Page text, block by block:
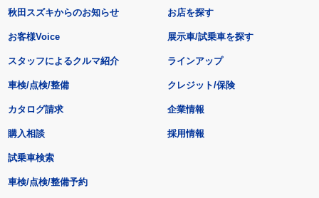
秋田スズキからのお知らせ
お客様Voice
スタッフによるクルマ紹介
お店を探す
展示車/試乗車を探す
ラインアップ
車検/点検/整備 クレジット/保険
カタログ請求
購入相談
試乗車検索
車検/点検/整備予約
企業情報
採用情報